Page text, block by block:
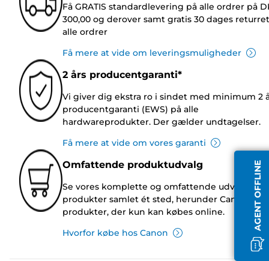
AGENT OFFLINE
Få GRATIS standardlevering på alle ordrer på
300,00 og derover samt gratis 30 dages
alle ordrer
Få mere at vide om leveringsmuligheder
2 års producentgaranti*
Vi giver dig ekstra ro i sindet med minimum 2
producentgaranti (EWS) på alle
hardwareprodukter. Der gælder undtagelser.
Få mere at vide om vores garanti
Omfattende produktudvalg
Se vores komplette og omfattende udvalg af
produkter samlet ét sted, herunder Canon-
produkter, der kun kan købes online.
Hvorfor købe hos Canon